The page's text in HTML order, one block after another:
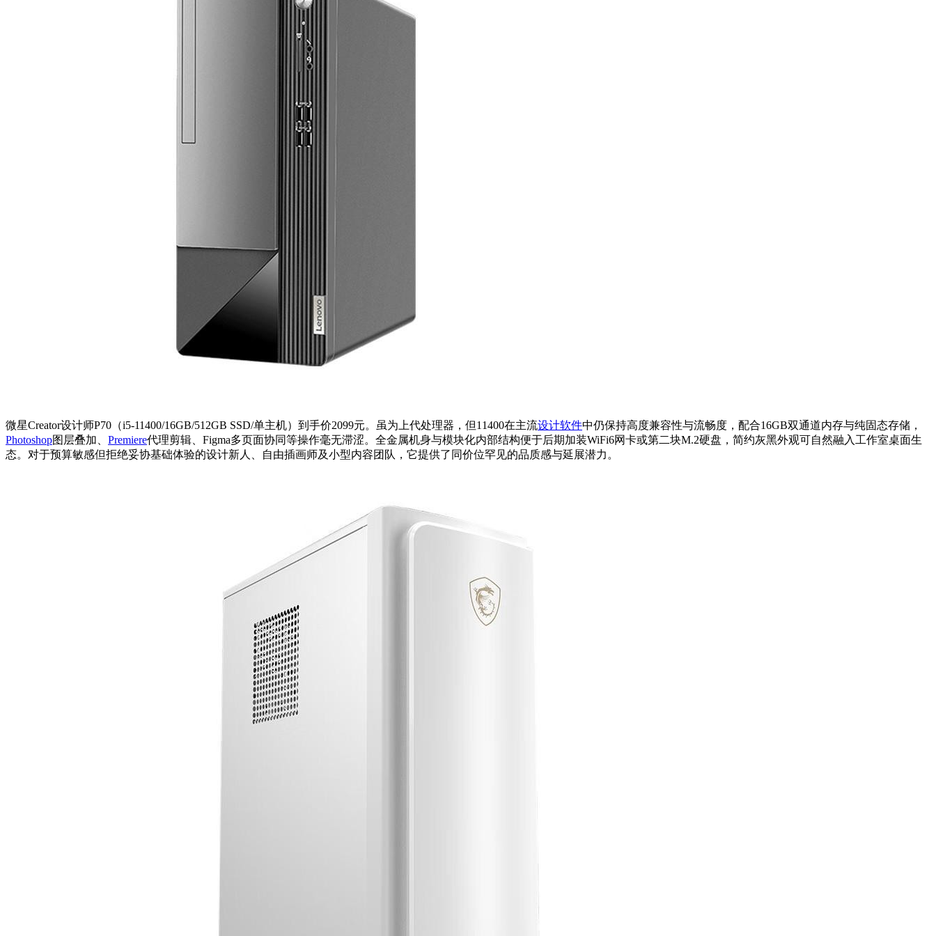
微星Creator设计师P70（i5-11400/16GB/512GB SSD/单主机）到手价2099元。虽为上代处理器，但11400在主流设计软件中仍保持高度兼容性与流畅度，配合16GB双通道内存与纯固态存储，
Photoshop图层叠加、 Premiere代理剪辑、Figma多页面协同等操作毫无滞涩。全金属机身与模块化内部结构便于后期加装WiFi6网卡或第二块M.2硬盘，简约灰黑外观可自然融入工作室桌面生
态。对于预算敏感但拒绝妥协基础体验的设计新人、自由插画师及小型内容团队，它提供了同价位罕见的品质感与延展潜力。